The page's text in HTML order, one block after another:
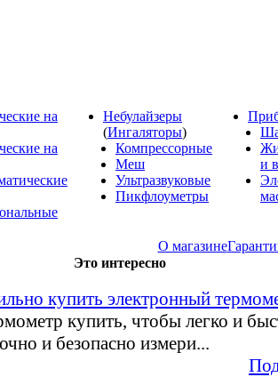
на
на
Небулайзеры
(Ингаляторы)
Компрессорные
Меш
Ультразвуковые
Пикфлоуметры
и
О магазине
Это интересно
купить электронный
купить, чтобы легко и
и безопасно измери...